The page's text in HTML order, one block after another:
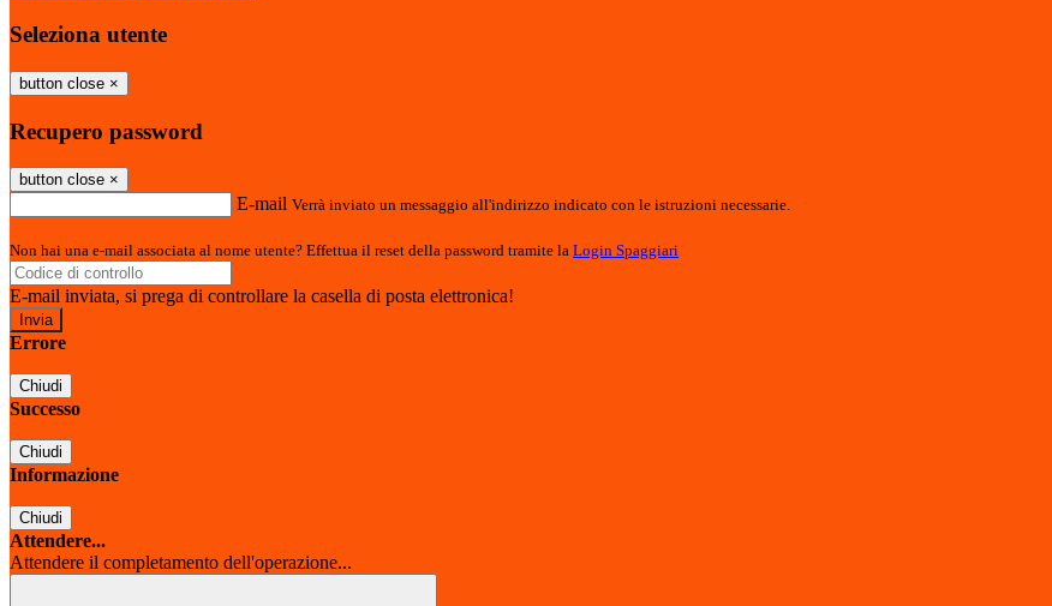
Seleziona utente
button close ×
Recupero password
button close ×
E-mail Verrà inviato un messaggio all'indirizzo indicato con le istruzioni necessarie.
Non hai una e-mail associata al nome utente? Effettua il reset della password tramite la Login Spaggiari
E-mail inviata, si prega di controllare la casella di posta elettronica!
Errore
Chiudi
Successo
Chiudi
Informazione
Chiudi
Attendere...
Attendere il completamento dell'operazione...